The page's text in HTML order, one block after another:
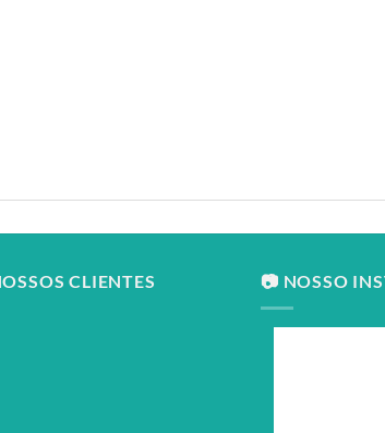
CLIENTES 📷 NOSSO